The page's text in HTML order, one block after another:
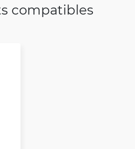
compatibles